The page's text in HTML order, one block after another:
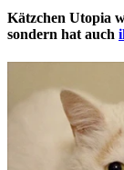
Kätzchen Utopia
sondern hat auch